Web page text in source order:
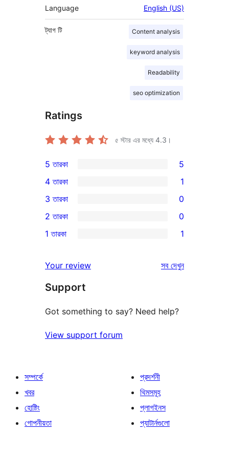
Language English (US)
ট্যাগ Content analysis
keyword analysis
Readability
seo optimization
টি
Ratings
৫ স্টার এর মধ্যে 4.3 ।
5টি
5-
স্টার
রিভিউ
5 তারকা 5
4-
স্টার
রিভিউ
4 তারকা 1
0টি
3-
স্টার
3 তারকা 0
2-
রিভিউ
2 তারকা 0
স্টার
রিভিউ
1 তারকা 1
Your review সবরিভিউ
দেখুন
Support
Got something to say? Need help?
View support forum
সম্পর্কে
খবর
হোষ্টিং
গোপনীয়তা
প্রদর্শনী
থিমসমূহ
প্লাগইনস
প্যাটার্নগুলো